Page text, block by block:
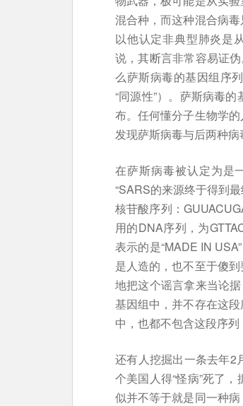
混合种，而这种混合病
以他认定非典型肺炎是
说，其断言非常容易证
么萨斯病毒的基因组序
“同源性”）。萨斯病毒
布。任何懂分子生物学
发现萨斯病毒与后两种病
在萨斯病毒被认定为是
“SARS的来源终于得到
核苷酸序列：
用的DNA序列，为
表示的是“MADE IN
是人造的，也不至于傻
地把这个谣言拿来当论
基因组中，并不存在这
中，也都不包含这段序
还有人挖掘出一条去年2
个美国人得“怪病”死了
似并不等于就是同一种